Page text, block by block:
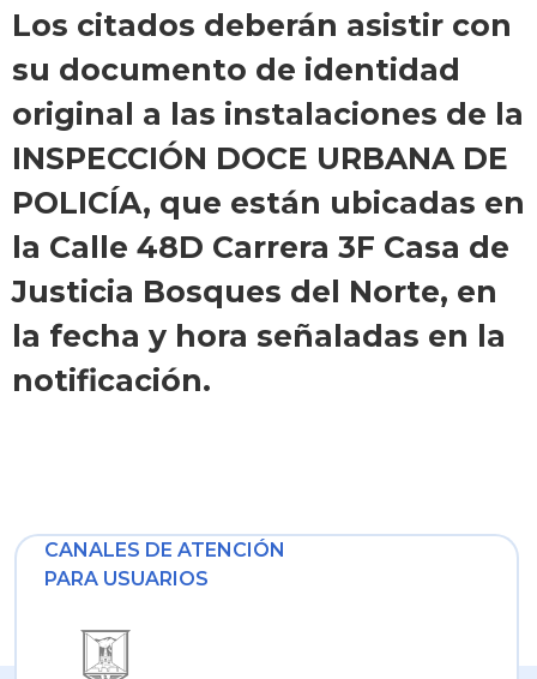
Los citados deberán asistir con
su documento de identidad
original a las instalaciones de la
INSPECCIÓN DOCE URBANA DE
POLICÍA, que están ubicadas en
la Calle 48D Carrera 3F Casa de
Justicia Bosques del Norte, en
la fecha y hora señaladas en la
notificación.
CANALES DE ATENCIÓN
PARA USUARIOS